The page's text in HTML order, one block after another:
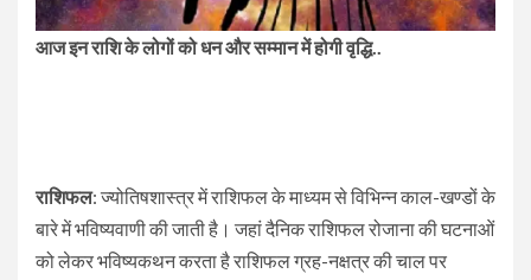
आज इन राशि के लोगों को धन और सम्मान में होगी वृद्धि..
राशिफल: ज्योतिषशास्त्र में राशिफल के माध्यम से विभिन्न काल-खण्डों के
बारे में भविष्यवाणी की जाती है। जहां दैनिक राशिफल रोजाना की घटनाओं
को लेकर भविष्यकथन करता है राशिफल ग्रह-नक्षत्र की चाल पर